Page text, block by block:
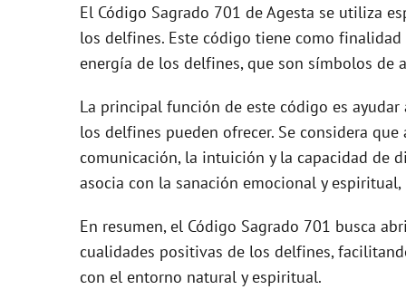
El Código Sagrado 701 de Agesta se utiliza
los delfines. Este código tiene como
energía de los delfines, que son símbolos de
La principal función de este código es
los delfines pueden ofrecer. Se considera
comunicación, la intuición y la capacidad de
asocia con la sanación emocional y
En resumen, el Código Sagrado 701 busca
cualidades positivas de los delfines,
con el entorno natural y espiritual.